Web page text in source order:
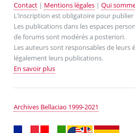
Contact| Mentions légales| Qui
L’inscription est obligatoire pour publier
Les publications dans les espaces
de forums sont modérés a posteriori.
Les auteurs sont responsables de leurs
légalement leurs publications.
En savoir plus
Archives Bellaciao 1999-2021